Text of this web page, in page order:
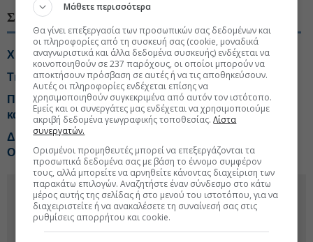
ΣΧΕΤΙΚΑ ΘΕΜΑΤΑ
Χρηματιστήριο: Διχασμός σε blue chips και τράπεζες
Τι αλλάζει το χωροταξικό στις τουριστικές επενδύσεις
Πληθωρισμός 3,4% με ανατιμήσεις-φωτιά σε βενζίνη
και πετρέλαιο κίνησης
ΔΕΗ: Νέο deal για ΑΠΕ άνω των 2 GW σε Πολωνία και
Ουγγαρία
Μάθετε περισσότερα
Θα γίνει επεξεργασία των προσωπικών σας δεδομένων και
οι πληροφορίες από τη συσκευή σας (cookie, μοναδικά
αναγνωριστικά και άλλα δεδομένα συσκευής) ενδέχεται να
κοινοποιηθούν σε 237 παρόχους, οι οποίοι μπορούν να
αποκτήσουν πρόσβαση σε αυτές ή να τις αποθηκεύσουν.
Αυτές οι πληροφορίες ενδέχεται επίσης να
χρησιμοποιηθούν συγκεκριμένα από αυτόν τον ιστότοπο.
Εμείς και οι συνεργάτες μας ενδέχεται να χρησιμοποιούμε
ακριβή δεδομένα γεωγραφικής τοποθεσίας.Λίστα
συνεργατών.
Ορισμένοι προμηθευτές μπορεί να επεξεργάζονται τα
προσωπικά δεδομένα σας με βάση το έννομο συμφέρον
τους, αλλά μπορείτε να αρνηθείτε κάνοντας διαχείριση των
παρακάτω επιλογών. Αναζητήστε έναν σύνδεσμο στο κάτω
μέρος αυτής της σελίδας ή στο μενού του ιστοτόπου, για να
διαχειριστείτε ή να ανακαλέσετε τη συναίνεσή σας στις
ρυθμίσεις απορρήτου και cookie.